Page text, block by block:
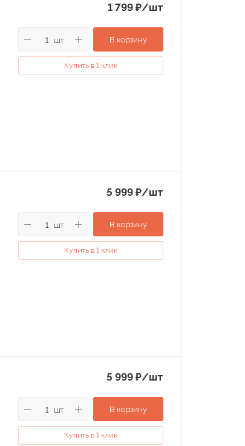
1 799₽/шт
шт В корзину
Купить в 1 клик
5 999₽/шт
шт В корзину
Купить в 1 клик
5 999₽/шт
шт В корзину
Купить в 1 клик